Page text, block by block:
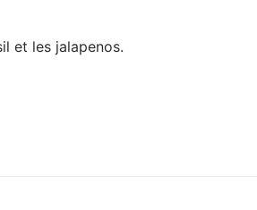
et les jalapenos.